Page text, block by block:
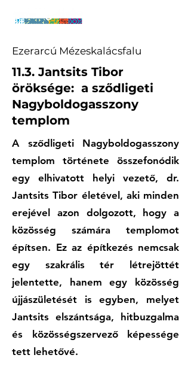
Ezerarcú Mézeskalácsfalu
11.3. Jantsits Tibor
öröksége: a sződligeti
Nagyboldogasszony
templom
A sződligeti Nagyboldogasszony
templom története összefonódik
egy elhivatott helyi vezető, dr.
Jantsits Tibor életével, aki minden
erejével azon dolgozott, hogy a
közösség számára templomot
építsen. Ez az építkezés nemcsak
egy szakrális tér létrejöttét
jelentette, hanem egy közösség
újjászületését is egyben, melyet
Jantsits elszántsága, hitbuzgalma
és közösségszervező képessége
tett lehetővé.